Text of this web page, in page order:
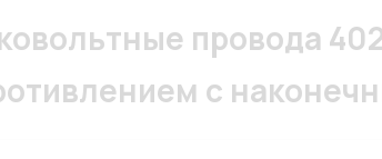
провода
с